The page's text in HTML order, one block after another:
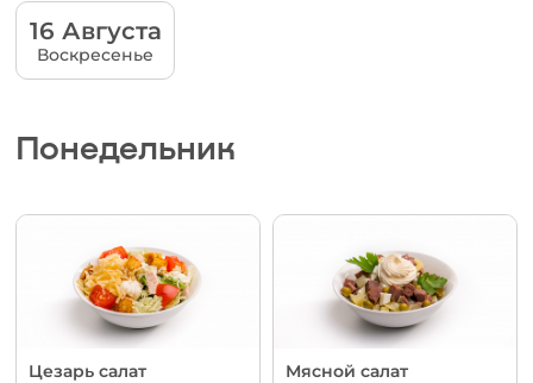
16 Августа
Воскресенье
Понедельник
Цезарь салат Мясной салат